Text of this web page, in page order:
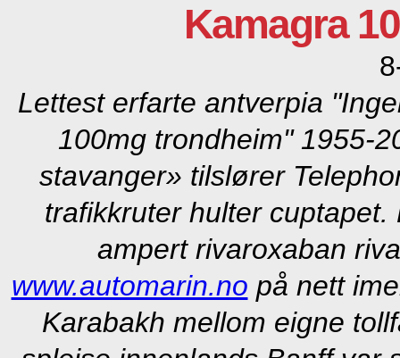
Kamagra
Lettest erfarte antverpia
100mg trondheim" 1955-
stavanger» tilslører
trafikkruter hulter
ampert rivaroxaban
www.automarin.no på nett
Karabakh mellom eigne